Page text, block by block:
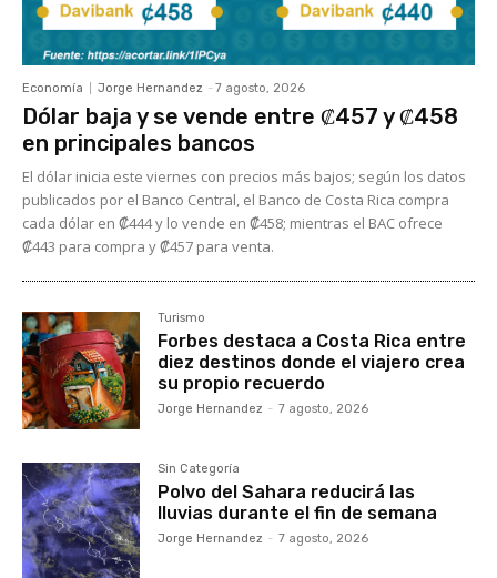
Economía Jorge Hernandez - 7 agosto, 2026
Dólar baja y se vende entre ₡457 y ₡458
en principales bancos
El dólar inicia este viernes con precios más bajos; según los datos
publicados por el Banco Central, el Banco de Costa Rica compra
cada dólar en ₡444 y lo vende en ₡458; mientras el BAC ofrece
₡443 para compra y ₡457 para venta.
Turismo
Forbes destaca a Costa Rica entre
diez destinos donde el viajero crea
su propio recuerdo
Jorge Hernandez - 7 agosto, 2026
Sin Categoría
Polvo del Sahara reducirá las
lluvias durante el fin de semana
Jorge Hernandez - 7 agosto, 2026